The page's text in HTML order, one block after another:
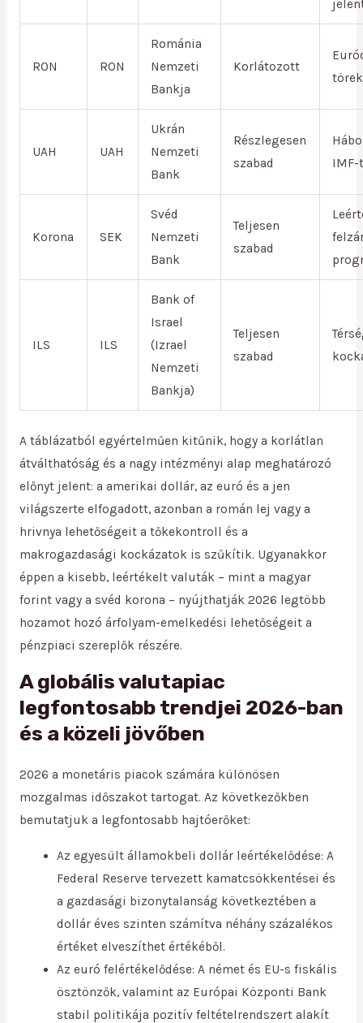
RON RON
Románia
Nemzeti
Bankja
Korlátozott
UAH UAH
Ukrán
Nemzeti
Bank
Részlegesen
szabad
IMF-
Korona SEK
Svéd
Nemzeti
Bank
Teljesen
szabad
ILS ILS
Bank of
Israel
(Izrael
Nemzeti
Bankja)
Teljesen
szabad
A táblázatból egyértelműen kitűnik, hogy a korlátlan
átválthatóság és a nagy intézményi alap meghatározó
előnyt jelent: a amerikai dollár, az euró és a jen
világszerte elfogadott, azonban a román lej vagy a
hrivnya lehetőségeit a tőkekontroll és a
makrogazdasági kockázatok is szűkítik. Ugyanakkor
éppen a kisebb, leértékelt valuták – mint a magyar
forint vagy a svéd korona – nyújthatják 2026 legtöbb
hozamot hozó árfolyam-emelkedési lehetőségeit a
pénzpiaci szereplők részére.
A globális valutapiac
legfontosabb trendjei 2026-ban
és a közeli jövőben
2026 a monetáris piacok számára különösen
mozgalmas időszakot tartogat. Az következőkben
bemutatjuk a legfontosabb hajtóerőket:
Az egyesült államokbeli dollár leértékelődése: A
Federal Reserve tervezett kamatcsökkentései és
a gazdasági bizonytalanság következtében a
dollár éves szinten számítva néhány százalékos
értéket elveszíthet értékéből.
Az euró felértékelődése: A német és EU-s fiskális
ösztönzők, valamint az Európai Központi Bank
stabil politikája pozitív feltételrendszert alakít